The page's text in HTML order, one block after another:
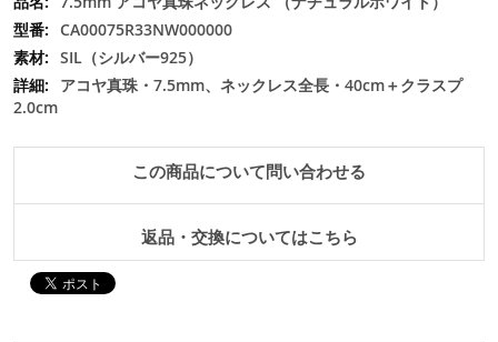
CA00075R33NW000000
SIL（シルバー925）
アコヤ真珠・7.5mm、ネックレス全長・40cm＋クラスプ
2.0cm
この商品について問い合わせる
返品・交換についてはこちら